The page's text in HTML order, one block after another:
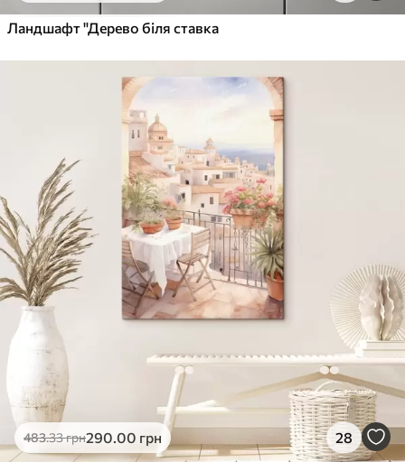
Ландшафт "Дерево біля ставка
483.33грн290.00 грн 28